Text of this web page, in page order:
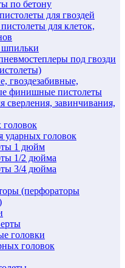
по бетону
для гвоздей
для клеток,
шпильки
под гвозди
гвоздезабивные,
финишные пистолеты
сверления, завинчивания,
ударных головок
1 дюйм
1/2 дюйма
3/4 дюйма
(перфораторы
головки
головок